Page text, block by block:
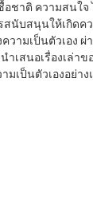
อชาติ ความสนใ
นับสนุนให้เกิดค
ามเป็นตัวเอง ผ่
ำเสนอเรื่องเล่า
เป็นตัวเองอย่าง